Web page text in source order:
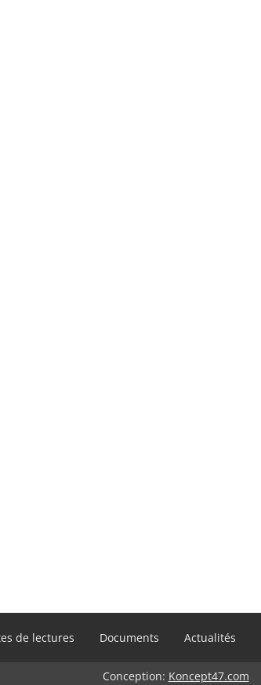
de lectures Documents Actualités
Conception: Koncept47.com